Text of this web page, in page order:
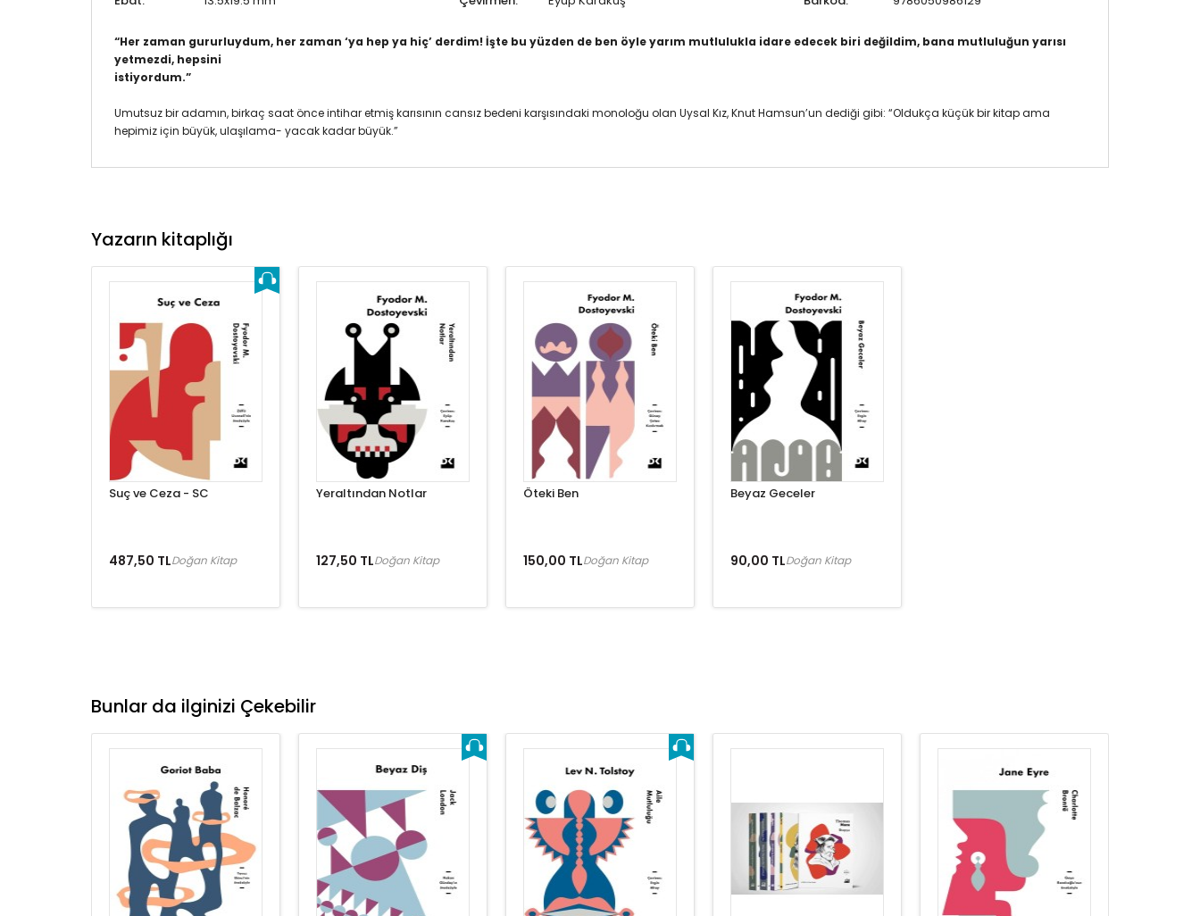
“Her zaman gururluydum, her zaman ‘ya hep ya hiç’ derdim! İşte bu yüzden de ben öyle yarım mutlulukla idare edecek biri değildim, bana mutluluğun yarısı
yetmezdi, hepsini
istiyordum.”
Umutsuz bir adamın, birkaç saat önce intihar etmiş karısının cansız bedeni karşısındaki monoloğu olan Uysal Kız, Knut Hamsun’un dediği gibi: “Oldukça küçük bir kitap ama
hepimiz için büyük, ulaşılama- yacak kadar büyük.”
Yazarın kitaplığı
Suç ve Ceza - SC
487,50 TLDoğan Kitap
Yeraltından Notlar
127,50 TLDoğan Kitap
Öteki Ben
150,00 TLDoğan Kitap
Beyaz Geceler
90,00 TLDoğan Kitap
Bunlar da ilginizi Çekebilir